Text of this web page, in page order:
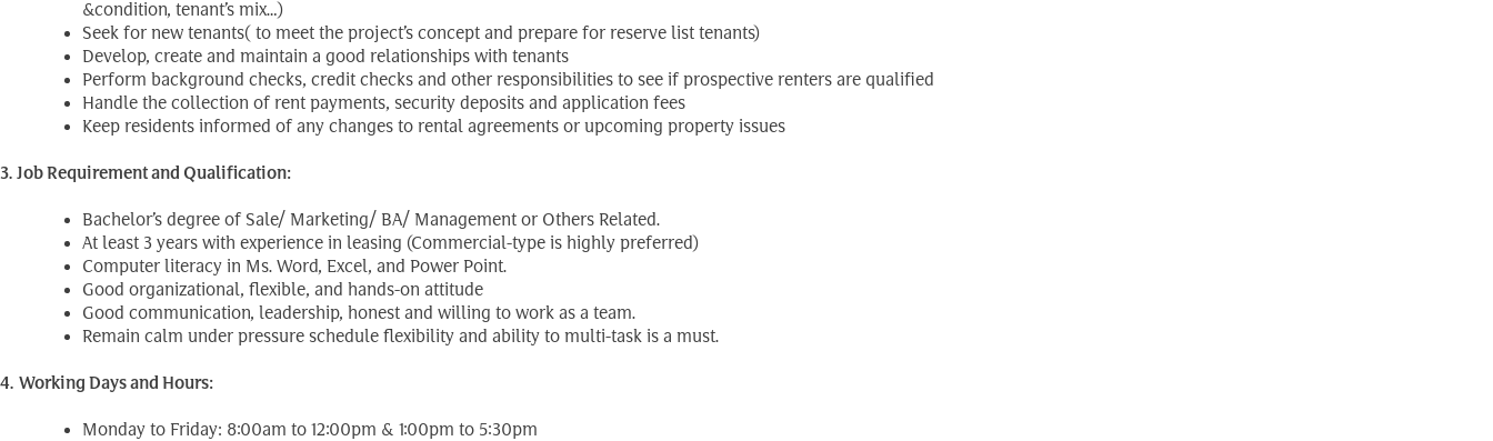
&condition, tenant’s mix…)
Seek for new tenants( to meet the project’s concept and prepare for reserve list tenants)
Develop, create and maintain a good relationships with tenants
Perform background checks, credit checks and other responsibilities to see if prospective renters are qualified
Handle the collection of rent payments, security deposits and application fees
Keep residents informed of any changes to rental agreements or upcoming property issues
3. Job Requirement and Qualification:
Bachelor’s degree of Sale/ Marketing/ BA/ Management or Others Related.
At least 3 years with experience in leasing (Commercial-type is highly preferred)
Computer literacy in Ms. Word, Excel, and Power Point.
Good organizational, flexible, and hands-on attitude
Good communication, leadership, honest and willing to work as a team.
Remain calm under pressure schedule flexibility and ability to multi-task is a must.
4. Working Days and Hours:
Monday to Friday: 8:00am to 12:00pm & 1:00pm to 5:30pm